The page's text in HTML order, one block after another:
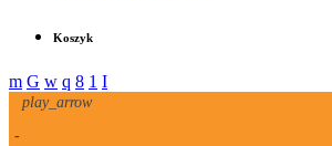
Koszyk
play_arrow
-